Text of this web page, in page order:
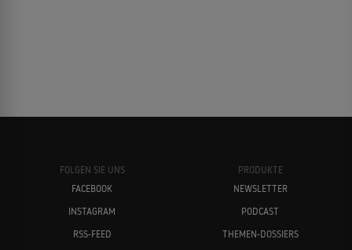
FOLGEN SIE UNS
FACEBOOK
INSTAGRAM
RSS-FEED
PRODUKTE
NEWSLETTER
PODCAST
THEMEN-DOSSIERS